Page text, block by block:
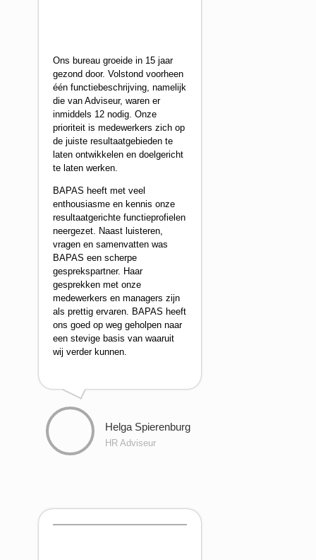
Ons bureau groeide in 15 jaar
gezond door. Volstond voorheen
één functiebeschrijving, namelijk
die van Adviseur, waren er
inmiddels 12 nodig. Onze
prioriteit is medewerkers zich op
de juiste resultaatgebieden te
laten ontwikkelen en doelgericht
te laten werken.
BAPAS heeft met veel
enthousiasme en kennis onze
resultaatgerichte functieprofielen
neergezet. Naast luisteren,
vragen en samenvatten was
BAPAS een scherpe
gesprekspartner. Haar
gesprekken met onze
medewerkers en managers zijn
als prettig ervaren. BAPAS heeft
ons goed op weg geholpen naar
een stevige basis van waaruit
wij verder kunnen.
Helga Spierenburg
HR Adviseur